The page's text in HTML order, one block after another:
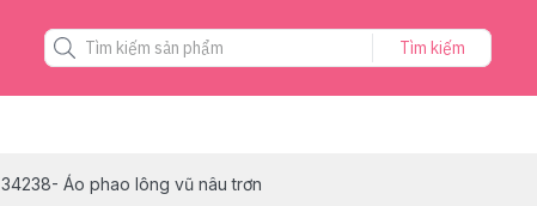
Tìm kiếm
34238- Áo phao lông vũ nâu trơn